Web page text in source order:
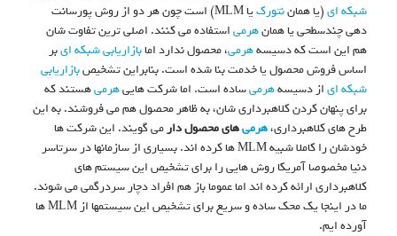
شبکه ای(یا هماننتورک
یا MLM) است چون هر دو از روش پورسانت
دهی چندسطحی یا همانهرمیاستفاده می کنند. اصلی ترین تفاوت شان
هم این است که دسیسههرمی، محصول ندارد امابازاریابی شبکه ایبر
اساس فروش محصول یا خدمت بنا شده است. بنابراین تشخیصبازاریابی
شبکه ایاز دسیسههرمیساده است. اما شرکت هاییهرمیهستند که
برای پنهان کردن کلاهبرداری شان، به ظاهر محصول هم می فروشند. به این
طرح های کلاهبرداری،هرمیهای محصول دارمی گویند. این شرکت ها
خودشان را کاملا شبیه MLM ها کرده اند. بسیاری از سازمانها در سرتاسر
دنیا مخصوصا آمریکا روش هایی را برای تشخیص این سیستم های
کلاهبرداری ارائه کرده اند اما عموما باز هم افراد دچار سردرگمی می شوند.
ما در اینجا یک محک ساده و سریع برای تشخیص این سیستمها از MLM ها
آورده ایم.